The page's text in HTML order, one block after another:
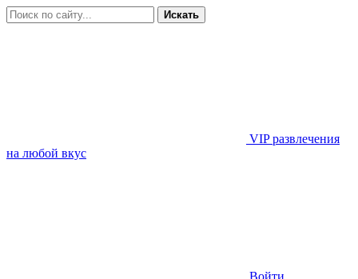
Искать
VIP развлечения
на любой вкус
Войти